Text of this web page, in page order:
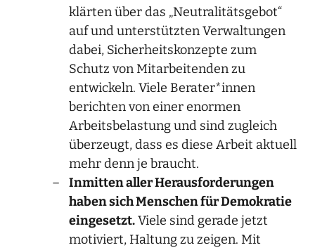
klärten über das „Neutralitätsgebot“
auf und unterstützten Verwaltungen
dabei, Sicherheitskonzepte zum
Schutz von Mitarbeitenden zu
entwickeln. Viele Berater*innen
berichten von einer enormen
Arbeitsbelastung und sind zugleich
überzeugt, dass es diese Arbeit aktuell
mehr denn je braucht.
Inmitten aller Herausforderungen
haben sich Menschen für Demokratie
eingesetzt.Viele sind gerade jetzt
motiviert, Haltung zu zeigen. Mit